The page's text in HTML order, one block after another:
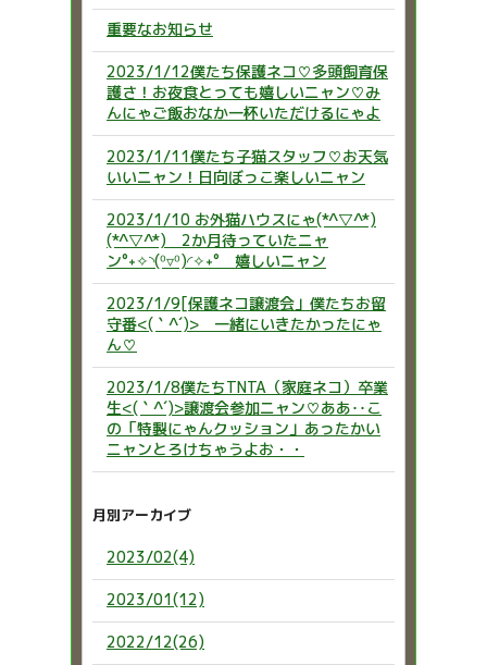
重要なお知らせ
2023/1/12僕たち保護ネコ♡多頭飼育保
護さ！お夜食とっても嬉しいニャン♡み
んにゃご飯おなか一杯いただけるにゃよ
2023/1/11僕たち子猫スタッフ♡お天気
いいニャン！日向ぼっこ楽しいニャン
2023/1/10 お外猫ハウスにゃ(*^▽^*)
(*^▽^*) 2か月待っていたニャ
ン°˖✧◝(⁰▿⁰)◜✧˖° 嬉しいニャン
2023/1/9[保護ネコ譲渡会」僕たちお留
守番<(｀^´)> 一緒にいきたかったにゃ
ん♡
2023/1/8僕たちTNTA（家庭ネコ）卒業
生<(｀^´)>譲渡会参加ニャン♡ああ‥こ
の「特製にゃんクッション」あったかい
ニャンとろけちゃうよお・・
月別アーカイブ
2023/02(4)
2023/01(12)
2022/12(26)